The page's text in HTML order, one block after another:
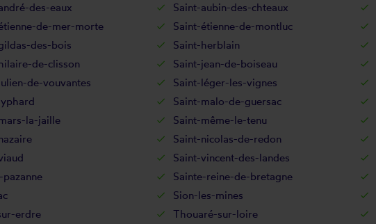
des-eaux
Saint-aubin-des-chteaux
de-mer-morte
Saint-étienne-de-montluc
des-bois
Saint-herblain
de-clisson
Saint-jean-de-boiseau
de-vouvantes
Saint-léger-les-vignes
Saint-malo-de-guersac
la-jaille
Saint-même-le-tenu
Saint-nicolas-de-redon
Saint-vincent-des-landes
Sainte-reine-de-bretagne
Sion-les-mines
erdre
Thouaré-sur-loire